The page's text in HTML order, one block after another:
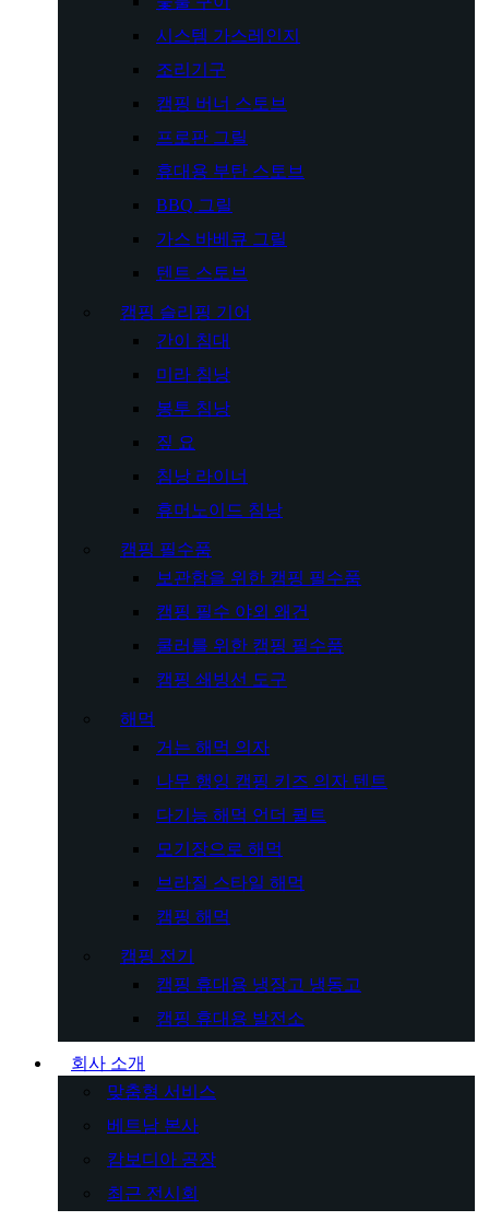
시스템 가스레인지
조리기구
캠핑 버너 스토브
프로판 그릴
휴대용 부탄 스토브
BBQ 그릴
가스 바베큐 그릴
텐트 스토브
캠핑 슬리핑 기어
간이 침대
미라 침낭
봉투 침낭
짚 요
침낭 라이너
휴머노이드 침낭
캠핑 필수품
보관함을 위한 캠핑 필수품
캠핑 필수 야외 왜건
쿨러를 위한 캠핑 필수품
캠핑 쇄빙선 도구
해먹
거는 해먹 의자
나무 행잉 캠핑 키즈 의자 텐트
다기능 해먹 언더 퀼트
모기장으로 해먹
브라질 스타일 해먹
캠핑 해먹
캠핑 전기
캠핑 휴대용 냉장고 냉동고
캠핑 휴대용 발전소
회사 소개
맞춤형 서비스
베트남 본사
캄보디아 공장
최근 전시회